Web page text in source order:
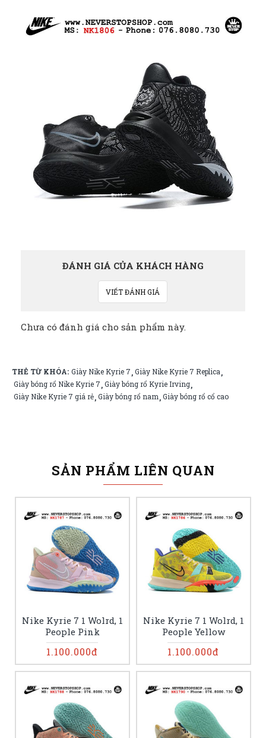
ĐÁNH GIÁ CỦA KHÁCH HÀNG
VIẾT ĐÁNH GIÁ
Chưa có đánh giá cho sản phẩm này.
THẺ TỪ KHÓA: Giày Nike Kyrie 7,Giày Nike Kyrie 7 Replica,
Giày bóng rổ Nike Kyrie 7,Giày bóng rổ Kyrie Irving,
Giày Nike Kyrie 7 giá rẻ,Giày bóng rổ nam,Giày bóng rổ cổ cao
SẢN PHẨM LIÊN QUAN
Nike Kyrie 7 1 Wolrd, 1
People Pink
1.100.000đ
Nike Kyrie 7 1 Wolrd, 1
People Yellow
1.100.000đ